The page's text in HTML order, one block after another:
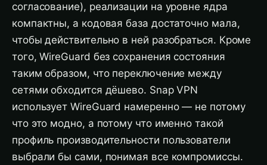
согласование), реализации на уровне ядра
компактны, а кодовая база достаточно мала,
чтобы действительно в ней разобраться. Кроме
того, WireGuard без сохранения состояния
таким образом, что переключение между
сетями обходится дёшево. Snap VPN
использует WireGuard намеренно — не потому
что это модно, а потому что именно такой
профиль производительности пользователи
выбрали бы сами, понимая все компромиссы.